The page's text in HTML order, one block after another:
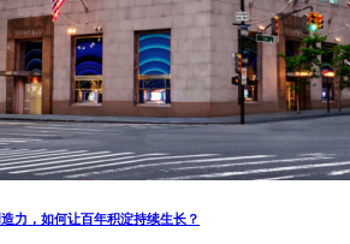
力，如何让百年积淀持续生长？